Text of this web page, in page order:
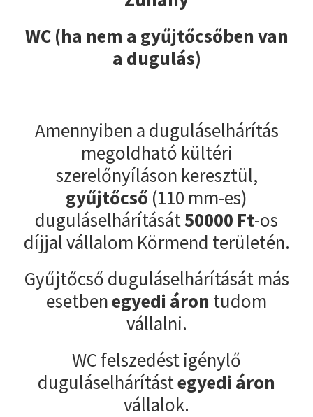
WC (ha nem a gyűjtőcsőben van
a dugulás)
Amennyiben a duguláselhárítás
megoldható kültéri
szerelőnyíláson keresztül,
gyűjtőcső (110 mm-es)
duguláselhárítását50000 Ft-os
díjjal vállalom Körmend területén.
Gyűjtőcső duguláselhárítását más
esetbenegyedi áron tudom
vállalni.
WC felszedést igénylő
duguláselhárítástegyedi áron
vállalok.